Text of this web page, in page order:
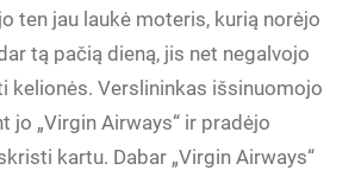
ten jau laukė moteris, kurią norėjo
tą pačią dieną, jis net negalvojo
kelionės. Verslininkas išsinuomojo
jo „Virgin Airways“ ir pradėjo
kartu. Dabar „Virgin Airways“